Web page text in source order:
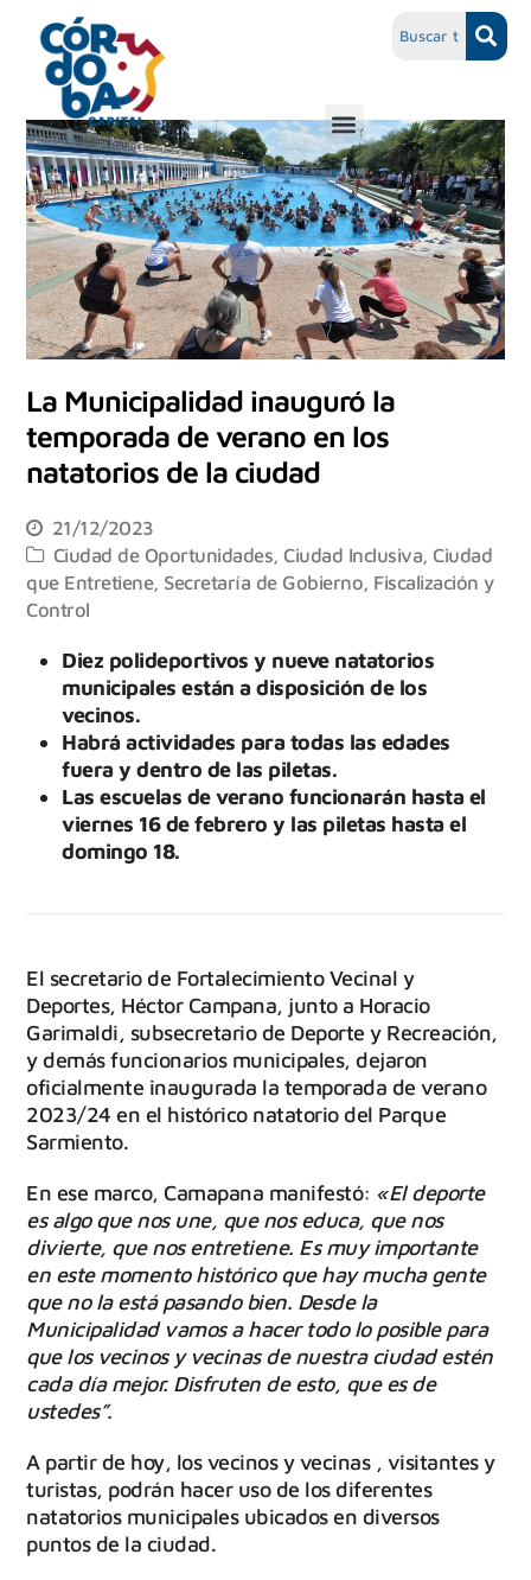
La Municipalidad inauguró la
temporada de verano en los
natatorios de la ciudad
21/12/2023
Ciudad de Oportunidades ,Ciudad Inclusiva ,Ciudad
que Entretiene, Secretaría de Gobierno, Fiscalización y
Control
Diez polideportivos y nueve natatorios
municipales están a disposición de los
vecinos.
Habrá actividades para todas las edades
fuera y dentro de las piletas.
Las escuelas de verano funcionarán hasta el
viernes 16 de febrero y las piletas hasta el
domingo 18.
El secretario de Fortalecimiento Vecinal y
Deportes, Héctor Campana, junto a Horacio
Garimaldi, subsecretario de Deporte y Recreación,
y demás funcionarios municipales, dejaron
oficialmente inaugurada la temporada de verano
2023/24 en el histórico natatorio del Parque
Sarmiento.
En ese marco, Camapana manifestó: «El deporte
es algo que nos une, que nos educa, que nos
divierte, que nos entretiene. Es muy importante
en este momento histórico que hay mucha gente
que no la está pasando bien. Desde la
Municipalidad vamos a hacer todo lo posible para
que los vecinos y vecinas de nuestra ciudad estén
cada día mejor. Disfruten de esto, que es de
ustedes”.
A partir de hoy, los vecinos y vecinas , visitantes y
turistas, podrán hacer uso de los diferentes
natatorios municipales ubicados en diversos
puntos de la ciudad.